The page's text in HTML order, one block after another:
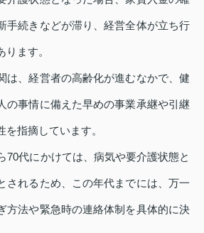
手続きなどが滞り、経営全体が立ち行
ます。
は、経営者の高齢化が進むなかで、健
の事情に備えた早めの事業承継や引継
指摘しています。
70代にかけては、病気や要介護状態と
されるため、この年代までには、万一
方法や緊急時の連絡体制を具体的に決